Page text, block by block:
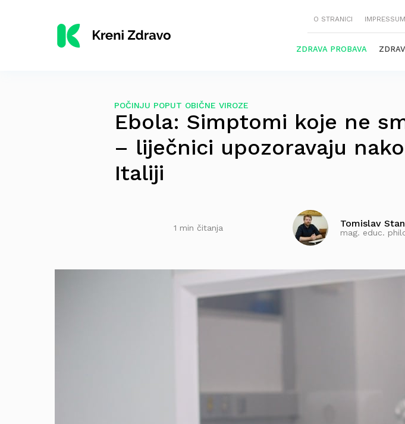
O STRANICI IMPRESSUM
ZDRAVA PROBAVA
POČINJU POPUT OBIČNE VIROZE
Ebola: Simptomi koje ne
– liječnici upozoravaju
Italiji
1 min čitanja Tomislav
mag. educ.